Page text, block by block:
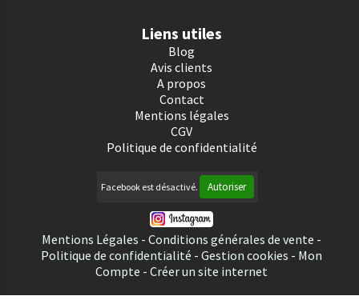
Liens utiles
Blog
Avis clients
A propos
Contact
Mentions légales
CGV
Politique de confidentialité
Facebook est désactivé. Autoriser
Mentions Légales
Conditions générales de vente
Politique de confidentialité
Gestion cookies
Mon
Compte
Créer un site internet